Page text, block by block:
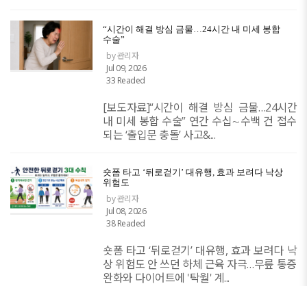
​“시간이 해결 방심 금물…24시간 내 미세 봉합
수술”
by 관리자
Jul 09, 2026
33 Readed
[보도자료]​“시간이 해결 방심 금물…24시간
내 미세 봉합 수술” 연간 수십∼수백 건 접수
되는 ‘출입문 충돌’ 사고&...
숏폼 타고 ‘뒤로걷기’ 대유행, 효과 보려다 낙상
위험도
by 관리자
Jul 08, 2026
38 Readed
숏폼 타고 ‘뒤로걷기’ 대유행, 효과 보려다 낙
상 위험도 안 쓰던 하체 근육 자극…무릎 통증
완화와 다이어트에 '탁월' 계...